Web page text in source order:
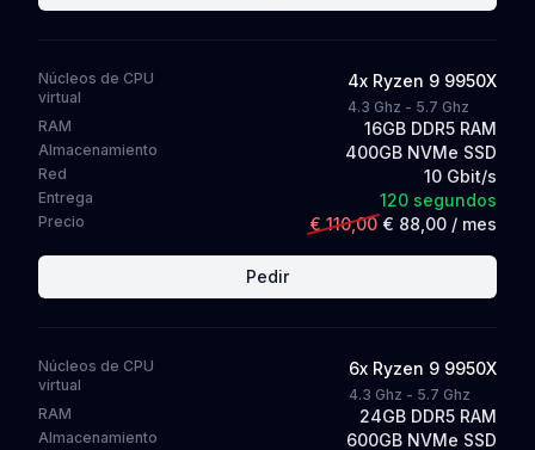
Núcleos de CPU
virtual
4x Ryzen 9 9950X
4.3 Ghz - 5.7 Ghz
RAM
16GB DDR5 RAM
Almacenamiento 400GB NVMe SSD
Red 10 Gbit/s
Entrega 120 segundos
Precio € 110,00€ 88,00 / mes
Pedir
Núcleos de CPU
virtual
6x Ryzen 9 9950X
4.3 Ghz - 5.7 Ghz
RAM
24GB DDR5 RAM
Almacenamiento 600GB NVMe SSD